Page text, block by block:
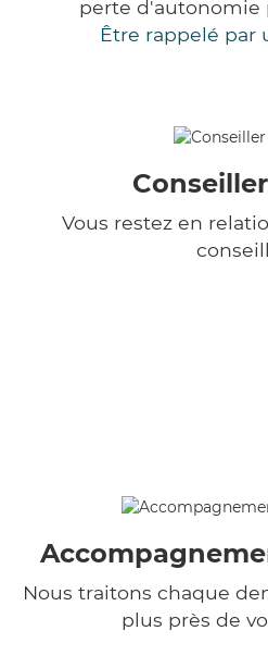
perte d'autonomie
Être rappelé par
Vous restez en
Nous traitons chaque
plus près de